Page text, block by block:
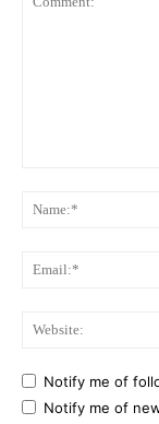
Notify me of
Notify me of